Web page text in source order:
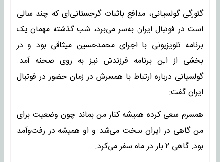
گئورگی گولسیانی، مدافع باثبات گرجستانی‌ای که چند سالی
است در فوتبال ایران به‌سر می‌برد، شب گذشته مهمان یک
برنامه تلویزیونی با اجرای محمدحسین میثاقی بود و در
بخشی از این برنامه فرزندش نیز به روی صحنه آمد.
گولسیانی درباره ارتباط با همسرش در زمان حضور در فوتبال
ایران گفت:
همسرم سعی کرده همیشه کنار من بماند چون وضعیت برای
من گاهی در ایران سخت می‌شد و او همیشه در رفت‌وآمد
بود. گاهی ۲ بار در ماه سفر می‌کرد.